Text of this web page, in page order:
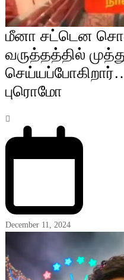
மீனா சட்டென
வருத்தத்தில்
புரொமோ
December 11, 2024